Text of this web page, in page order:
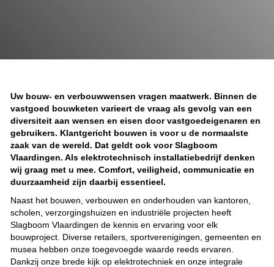
Uw bouw- en verbouwwensen vragen maatwerk. Binnen de
vastgoed bouwketen varieert de vraag als gevolg van een
diversiteit aan wensen en eisen door vastgoedeigenaren en
gebruikers. Klantgericht bouwen is voor u de normaalste
zaak van de wereld. Dat geldt ook voor Slagboom
Vlaardingen. Als elektrotechnisch installatiebedrijf denken
wij graag met u mee. Comfort, veiligheid, communicatie en
duurzaamheid zijn daarbij essentieel.
Naast het bouwen, verbouwen en onderhouden van kantoren,
scholen, verzorgingshuizen en industriële projecten heeft
Slagboom Vlaardingen de kennis en ervaring voor elk
bouwproject. Diverse retailers, sportverenigingen, gemeenten en
musea hebben onze toegevoegde waarde reeds ervaren.
Dankzij onze brede kijk op elektrotechniek en onze integrale